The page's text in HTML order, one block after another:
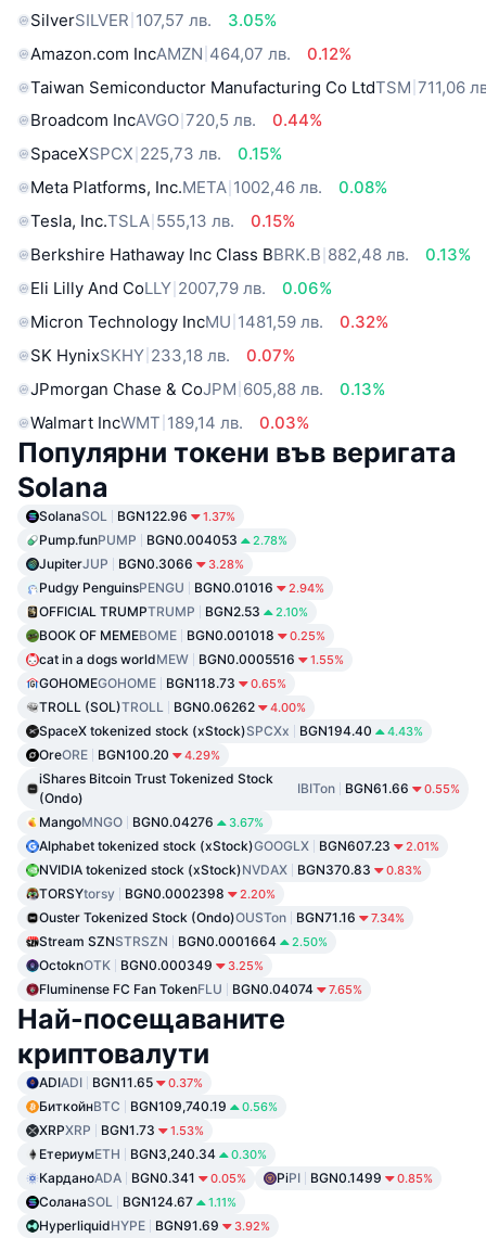
SilverSILVER 107,57 лв.
3.05%
Amazon.com IncAMZN 464,07 лв.
0.12%
Taiwan Semiconductor Manufacturing Co LtdTSM 711,06
Broadcom IncAVGO 720,5 лв.
0.44%
SpaceXSPCX 225,73 лв.
0.15%
Meta Platforms, Inc.META 1002,46 лв.
0.08%
Tesla, Inc.TSLA 555,13 лв.
0.15%
Berkshire Hathaway Inc Class BBRK.B 882,48 лв.
0.13%
Eli Lilly And CoLLY 2007,79 лв.
0.06%
Micron Technology IncMU 1481,59 лв.
0.32%
SK HynixSKHY 233,18 лв.
0.07%
JPmorgan Chase & CoJPM 605,88 лв.
0.13%
Walmart IncWMT 189,14 лв. 0.03%
Популярни токени във веригата
Solana
SolanaSOL BGN122.96 1.37%
Pump.funPUMP BGN0.004053 2.78%
JupiterJUP BGN0.3066 3.28%
Pudgy PenguinsPENGU BGN0.01016 2.94%
OFFICIAL TRUMPTRUMP BGN2.53 2.10%
BOOK OF MEMEBOME BGN0.001018 0.25%
cat in a dogs worldMEW BGN0.0005516 1.55%
GOHOMEGOHOME BGN118.73 0.65%
TROLL (SOL)TROLL BGN0.06262 4.00%
SpaceX tokenized stock (xStock)SPCXx BGN194.40 4.43%
OreORE BGN100.20 4.29%
iShares Bitcoin Trust Tokenized Stock
(Ondo)
IBITon BGN61.66 0.55%
MangoMNGO BGN0.04276 3.67%
Alphabet tokenized stock (xStock)GOOGLX BGN607.23 2.01%
NVIDIA tokenized stock (xStock)NVDAX BGN370.83 0.83%
TORSYtorsy BGN0.0002398 2.20%
Ouster Tokenized Stock (Ondo)OUSTon BGN71.16 7.34%
Stream SZNSTRSZN BGN0.0001664 2.50%
OctoknOTK BGN0.000349 3.25%
Fluminense FC Fan TokenFLU BGN0.04074 7.65%
Най-посещаваните
криптовалути
ADIADI BGN11.65 0.37%
БиткойнBTC BGN109,740.19 0.56%
XRPXRP BGN1.73 1.53%
ЕтериумETH BGN3,240.34 0.30%
КарданоADA BGN0.341 0.05% PiPI BGN0.1499 0.85%
СоланаSOL BGN124.67 1.11%
HyperliquidHYPE BGN91.69 3.92%